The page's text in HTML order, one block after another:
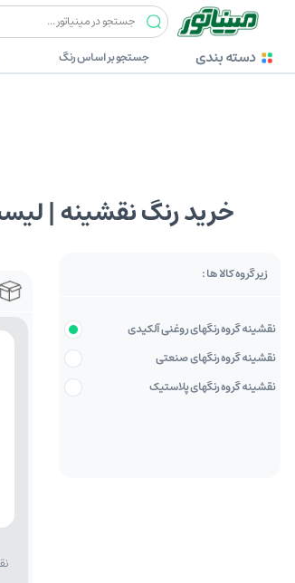
دسته بندی جستجو بر اساس رنگ
خرید رنگ نقشینه |
زیر گروه کالا ها :
نقشینه گروه رنگهای روغنی آلکیدی
نقشینه گروه رنگهای صنعتی
نقشینه گروه رنگهای پلاستیک